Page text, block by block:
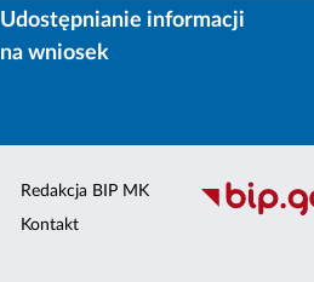
Udostępnianie informacji
na wniosek
Redakcja BIP MK
Kontakt